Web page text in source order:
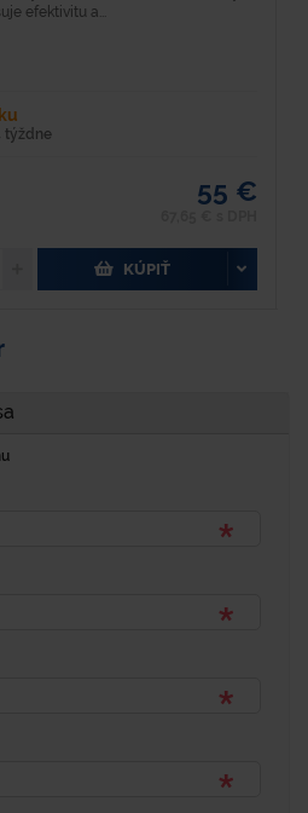
efektivitu a...
týždne
55 €
KÚPIŤ